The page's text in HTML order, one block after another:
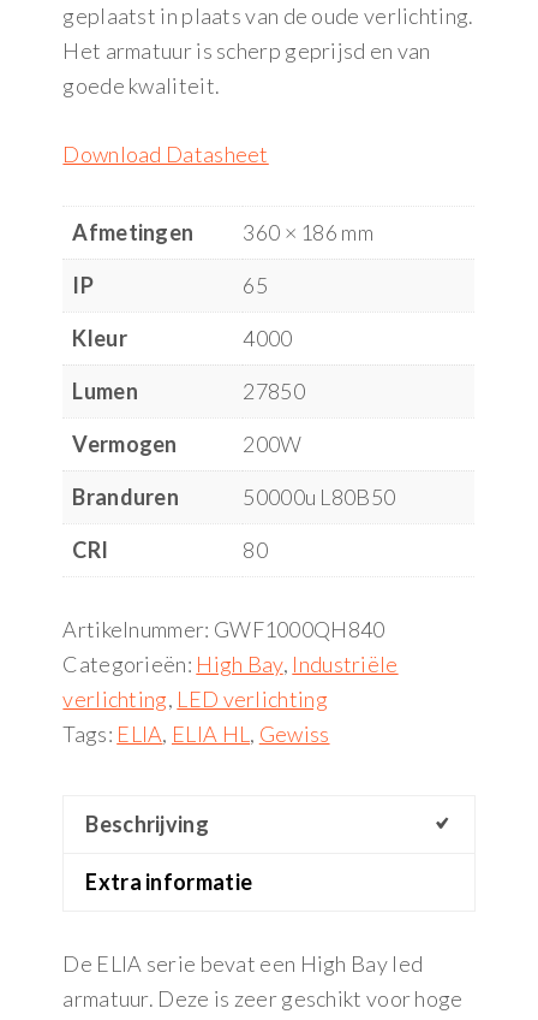
geplaatst in plaats van de oude verlichting.
Het armatuur is scherp geprijsd en van
goede kwaliteit.
Download Datasheet
Afmetingen
360 × 186 mm
IP
65
Kleur
4000
Lumen
27850
Vermogen
200W
Branduren
50000u L80B50
CRI
80
Artikelnummer: GWF1000QH840
Categorieën: High Bay, Industriële
verlichting, LED verlichting
Tags: ELIA, ELIA HL , Gewiss
Beschrijving
Extra informatie
De ELIA serie bevat een High Bay led
armatuur. Deze is zeer geschikt voor hoge